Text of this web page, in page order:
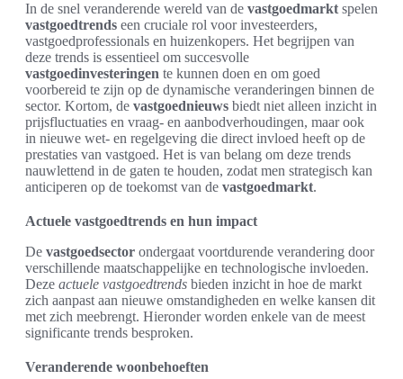
In de snel veranderende wereld van de vastgoedmarkt spelen
vastgoedtrends een cruciale rol voor investeerders,
vastgoedprofessionals en huizenkopers. Het begrijpen van
deze trends is essentieel om succesvolle
vastgoedinvesteringen te kunnen doen en om goed
voorbereid te zijn op de dynamische veranderingen binnen de
sector. Kortom, de vastgoednieuws biedt niet alleen inzicht in
prijsfluctuaties en vraag- en aanbodverhoudingen, maar ook
in nieuwe wet- en regelgeving die direct invloed heeft op de
prestaties van vastgoed. Het is van belang om deze trends
nauwlettend in de gaten te houden, zodat men strategisch kan
anticiperen op de toekomst van de vastgoedmarkt.
Actuele vastgoedtrends en hun impact
De vastgoedsector ondergaat voortdurende verandering door
verschillende maatschappelijke en technologische invloeden.
Deze actuele vastgoedtrends bieden inzicht in hoe de markt
zich aanpast aan nieuwe omstandigheden en welke kansen dit
met zich meebrengt. Hieronder worden enkele van de meest
significante trends besproken.
Veranderende woonbehoeften